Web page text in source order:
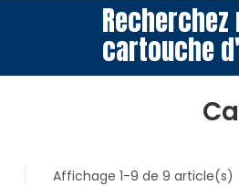
cartouche
Affichage 1-9 de 9 article(s)